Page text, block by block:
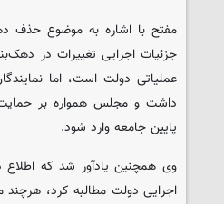
مفتح با اشاره به موضوع حذف
جزئیات اجرایی تغییرات در
عملیاتی دولت است، اما
داشت و مجلس همواره بر
پایین جامعه وارد شود.
وی همچنین یادآور شد که اطلاع
اجرایی دولت مطالبه کرد، هرچند